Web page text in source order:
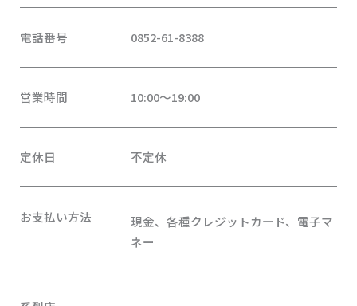
電話番号 0852-61-8388
営業時間 10:00〜19:00
定休日 不定休
お支払い方法
現金、各種クレジットカード、電子マ
ネー